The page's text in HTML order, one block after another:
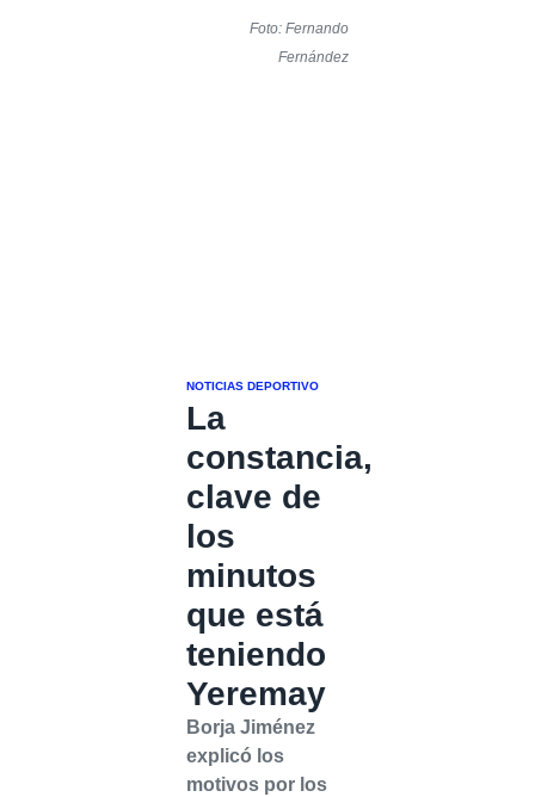
Foto: Fernando
Fernández
NOTICIAS DEPORTIVO
La
constancia,
clave de
los
minutos
que está
teniendo
Yeremay
Borja Jiménez
explicó los
motivos por los